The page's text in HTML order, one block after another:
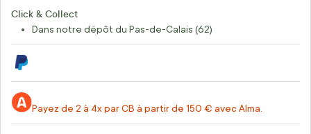
Click & Collect
Dans notre dépôt du Pas-de-Calais (62)
Payez de 2 à 4x par CB à partir de 150 € avec Alma.